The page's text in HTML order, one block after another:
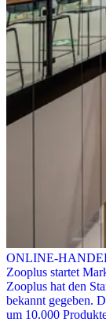
ONLINE-
Zooplus startet
Zooplus hat den
bekannt gegeben.
um 10.000